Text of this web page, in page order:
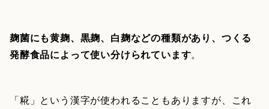
麹菌にも黄麹、黒麹、白麹などの種類があり、つくる
発酵食品によって使い分けられています。
「糀」という漢字が使われることもありますが、これ